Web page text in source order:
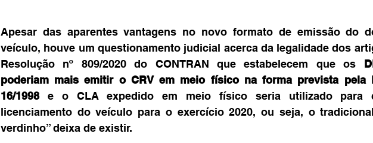
Apesar das aparentes vantagens no novo formato de emissão do
veículo, houve um questionamento judicial acerca da legalidade dos
Resolução nº 809/2020 do CONTRAN que estabelecem que os
poderiam mais emitir o CRV em meio físico na forma prevista pela
16/1998 e o CLA expedido em meio físico seria utilizado para
licenciamento do veículo para o exercício 2020, ou seja, o
verdinho” deixa de existir.